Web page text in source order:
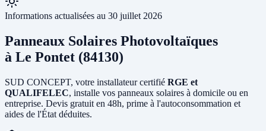
Informations actualisées au 30 juillet 2026
Panneaux Solaires Photovoltaïques
à Le Pontet (84130)
SUD CONCEPT, votre installateur certifié RGE et
QUALIFELEC, installe vos panneaux solaires à domicile ou en
entreprise. Devis gratuit en 48h, prime à l'autoconsommation et
aides de l'État déduites.